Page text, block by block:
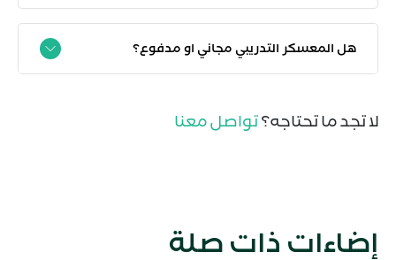
هل المعسكر التدريبي مجاني او مدفوع؟
لا تجد ما تحتاجه؟ تواصل معنا
إضاءات ذات صلة